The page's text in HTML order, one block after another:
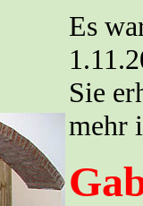
Es
Sie
mehr